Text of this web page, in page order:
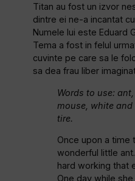
Titan au fost un izvor
dintre ei ne-a incantat
Numele lui este Eduard
Tema a fost in felul
cuvinte pe care sa le
sa dea frau liber
Words to use:
mouse, white and
tire.
Once upon a time
wonderful little
hard working that
One day while